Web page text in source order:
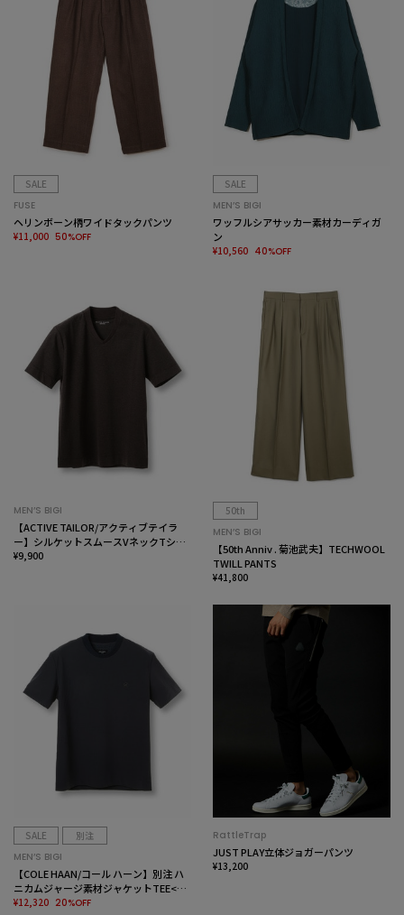
SALE
FUSE
ヘリンボーン柄ワイドタックパンツ
¥11,000 50%OFF
SALE
MEN’S BIGI
ワッフルシアサッカー素材カーディガ
ン
¥10,560 40%OFF
MEN’S BIGI
【ACTIVE TAILOR/アクティブテイラ
ー】シルケットスムースVネックTシャ
ツ＜接触冷感 / UVカット＞
¥9,900
50th
MEN’S BIGI
【50th Anniv . 菊池武夫】TECHWOOL
TWILL PANTS
¥41,800
SALE
別注
MEN’S BIGI
【COLE HAAN/コール ハーン】別注 ハ
ニカムジャージ素材ジャケットTEE<抗
菌/UVカット/4WAYストレッチ>
¥12,320 20%OFF
RattleTrap
JUST PLAY立体ジョガーパンツ
¥13,200